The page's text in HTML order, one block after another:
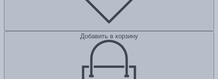
Добавить в корзину